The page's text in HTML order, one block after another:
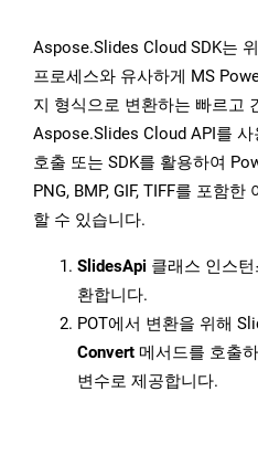
Aspose.Slides Cloud SDK는
프로세스와 유사하게 MS
지 형식으로 변환하는 빠르고
Aspose.Slides Cloud API를 사
호출 또는 SDK를 활용하여
PNG, BMP, GIF, TIFF를 포함
할 수 있습니다.
SlidesApi 클래스 인스
환합니다.
POT에서 변환을 위해
Convert 메서드를 호출
변수로 제공합니다.